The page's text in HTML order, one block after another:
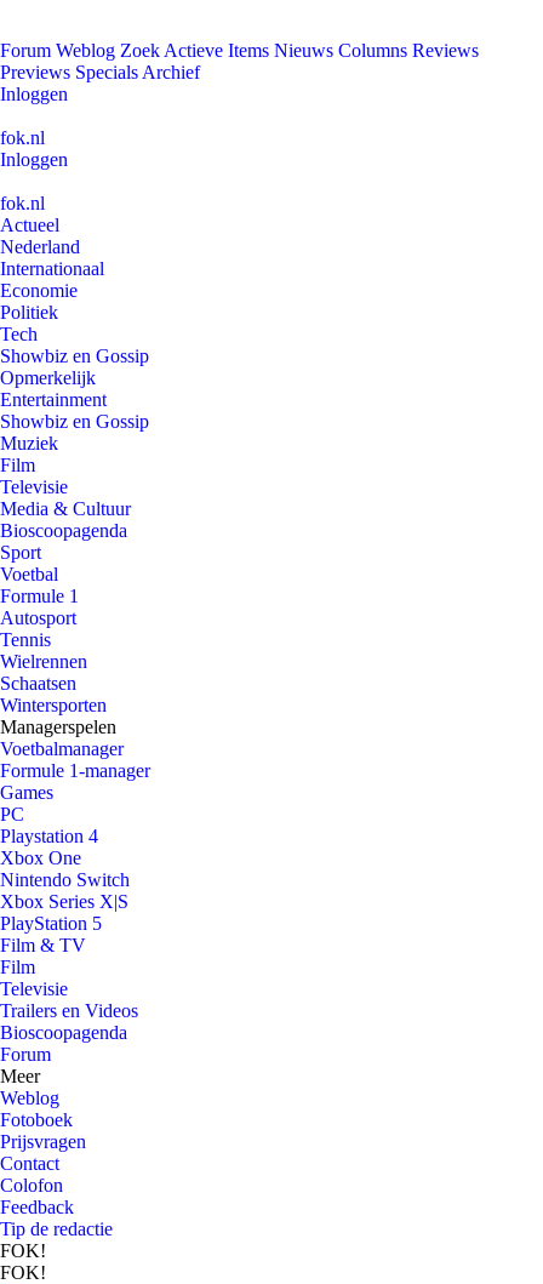
Forum Weblog Zoek Actieve Items Nieuws Columns Reviews
Previews Specials Archief
Inloggen
fok.nl
Inloggen
fok.nl
Actueel
Nederland
Internationaal
Economie
Politiek
Tech
Showbiz en Gossip
Opmerkelijk
Entertainment
Showbiz en Gossip
Muziek
Film
Televisie
Media & Cultuur
Bioscoopagenda
Sport
Voetbal
Formule 1
Autosport
Tennis
Wielrennen
Schaatsen
Wintersporten
Managerspelen
Voetbalmanager
Formule 1-manager
Games
PC
Playstation 4
Xbox One
Nintendo Switch
Xbox Series X|S
PlayStation 5
Film & TV
Film
Televisie
Trailers en Videos
Bioscoopagenda
Forum
Meer
Weblog
Fotoboek
Prijsvragen
Contact
Colofon
Feedback
Tip de redactie
FOK!
FOK!